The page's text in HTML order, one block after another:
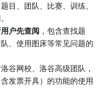
目、团队、比赛、训练、
户先查阅 ，包含查找题
、使用图床等常见问题的
洛谷网校、洛谷高级团队，
发票开具）的功能的使用